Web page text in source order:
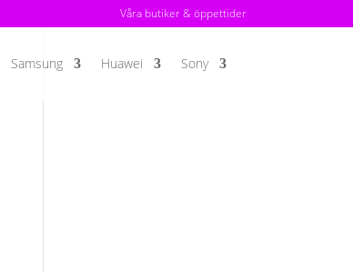
Våra butiker & öppettider
Samsung Huawei Sony